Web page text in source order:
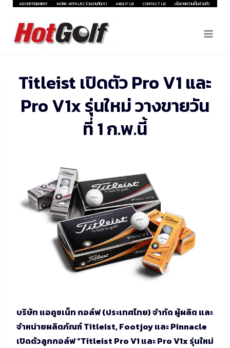
Skip
content
ADVERTISEMENT WORK WITH US | ร่วมงานกับเรา ABOUT US CONTACT US นโยบายความเป็นส่วนตัว
Titleist เปิดตัว Pro V1 และ
Pro V1x รุ่นใหม่ วางขายวัน
ที่ 1 ก.พ.นี้
บริษัท แอคูชเน็ท กอล์ฟ (ประเทศไทย) จำกัด ผู้ผลิต และ
จำหน่ายผลิตภัณฑ์ Titleist, Footjoy และ Pinnacle
เปิดตัวลูกกอล์ฟ “Titleist Pro V1 และ Pro V1x รุ่นใหม่